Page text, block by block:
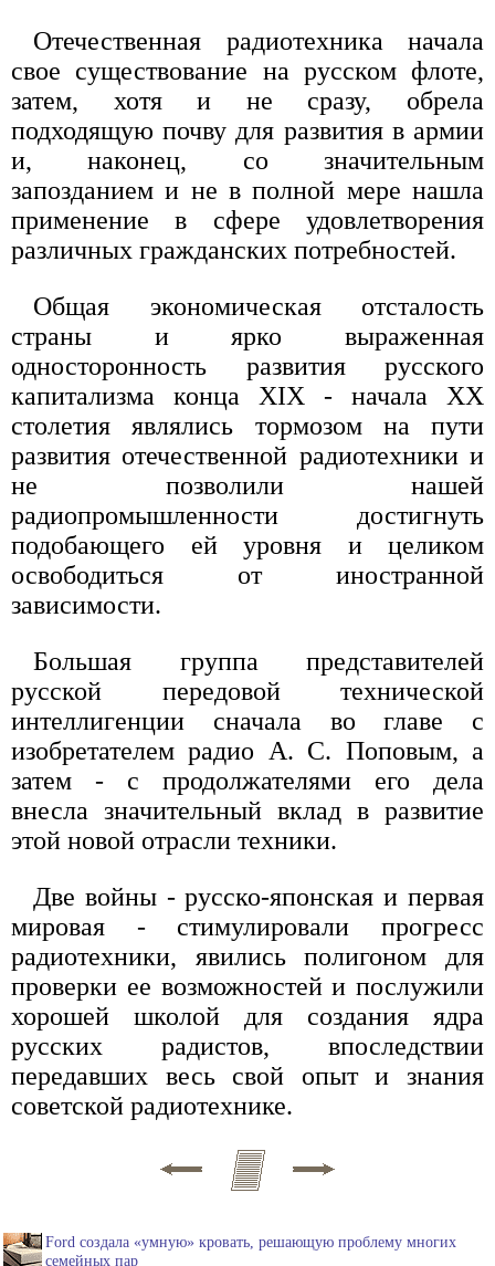
Отечественная радиотехника начала
свое существование на русском флоте,
затем, хотя и не сразу, обрела
подходящую почву для развития в армии
и, наконец, со значительным
запозданием и не в полной мере нашла
применение в сфере удовлетворения
различных гражданских потребностей.
Общая экономическая отсталость
страны и ярко выраженная
односторонность развития русского
капитализма конца XIX - начала XX
столетия являлись тормозом на пути
развития отечественной радиотехники и
не позволили нашей
радиопромышленности достигнуть
подобающего ей уровня и целиком
освободиться от иностранной
зависимости.
Большая группа представителей
русской передовой технической
интеллигенции сначала во главе с
изобретателем радио А. С. Поповым, а
затем - с продолжателями его дела
внесла значительный вклад в развитие
этой новой отрасли техники.
Две войны - русско-японская и первая
мировая - стимулировали прогресс
радиотехники, явились полигоном для
проверки ее возможностей и послужили
хорошей школой для создания ядра
русских радистов, впоследствии
передавших весь свой опыт и знания
советской радиотехнике.
Ford создала «умную» кровать, решающую проблему многих
семейных пар